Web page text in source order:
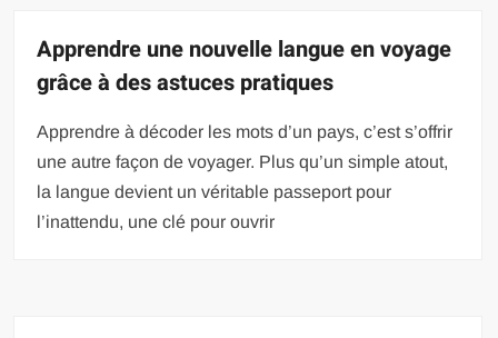
Apprendre une nouvelle langue en voyage
grâce à des astuces pratiques
Apprendre à décoder les mots d’un pays, c’est s’offrir
une autre façon de voyager. Plus qu’un simple atout,
la langue devient un véritable passeport pour
l’inattendu, une clé pour ouvrir